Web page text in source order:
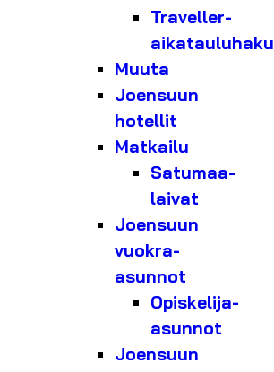
Traveller-
aikatauluhaku
Muuta
Joensuun
hotellit
Matkailu
Satumaa-
laivat
Joensuun
vuokra-
asunnot
Opiskelija-
asunnot
Joensuun